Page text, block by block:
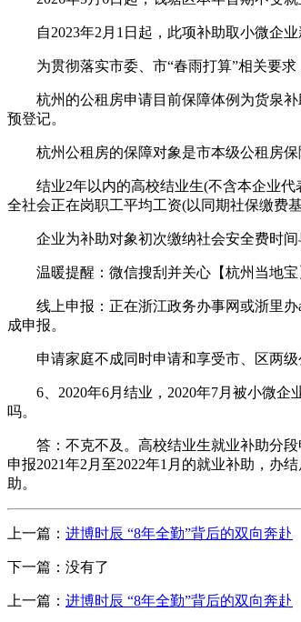
自2023年2月1日起，此项补助取小微企业
为贯彻落实市委、市“春雨打算”相关要求
杭州的公租房申请目前保障体例为货泉补
预登记。
杭州公租房的保障对象是市本级公租房保
结业2年以内的高校结业生(不含本企业代
全社会正在岗职工平均工资(以同期社保缴费
企业为补助对象初次缴纳社会安全费时间
温暖提醒：微信搜刮并关心【杭州当地宝
线上申报：正在浙江政务办事网或浙里办
成申报。
申请家庭不成同时申请和享受市、区两级
6、2020年6月结业，2020年7月被小微企
吗。
答：不克不及。高校结业生就业补助分段
申报2021年2月至2022年1月的就业补助，办
助。
上一篇： 进博时辰 “8年全勤”背后的双向奔赴
下一篇：没有了
上一篇： 进博时辰 “8年全勤”背后的双向奔赴